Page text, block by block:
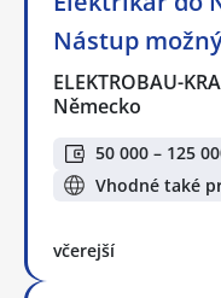
Nástup
ELEKTROBAU-
Německo
50 000 – 125
Vhodné také
včerejší